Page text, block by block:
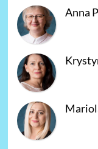
Anna